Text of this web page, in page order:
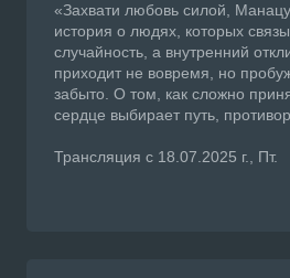
«Захвати любовь силой,
история о людях, которых
случайность, а внутренний
приходит не вовремя, но
забыто. О том, как сложно
сердце выбирает путь,
Трансляция с 18.07.2025 г., Пт.